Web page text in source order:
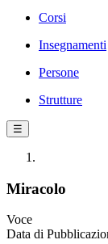
Corsi
Insegnamenti
Persone
Strutture
☰
Miracolo
Voce
Data di